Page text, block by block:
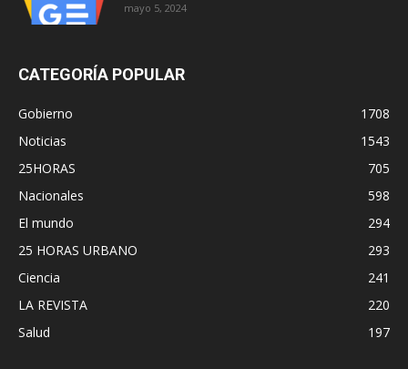
mayo 5, 2024
CATEGORÍA POPULAR
Gobierno
1708
Noticias
1543
25HORAS
705
Nacionales
598
El mundo
294
25 HORAS URBANO
293
Ciencia
241
LA REVISTA
220
Salud
197